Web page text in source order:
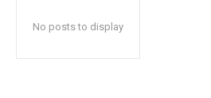
No posts to display